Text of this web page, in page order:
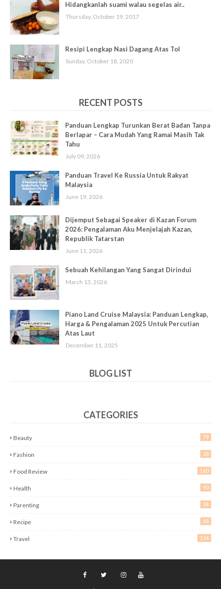
Hidangkanlah suami walau segelas air..
Thursday, October 19, 2017
Resipi Lengkap Nasi Dagang Atas Tol
Sunday, October 18, 2020
RECENT POSTS
Panduan Lengkap Turunkan Berat Badan Tanpa
Berlapar – Cara Mudah Yang Ramai Masih Tak
Tahu
July 09, 2026
Panduan Travel Ke Russia Untuk Rakyat
Malaysia
June 19, 2026
Dijemput Sebagai Speaker di Kazan Forum
2026: Pengalaman Aku Menjelajah Kazan,
Republik Tatarstan
June 11, 2026
Sebuah Kehilangan Yang Sangat Dirindui
March 13, 2026
Piano Land Cruise Malaysia: Panduan Lengkap,
Harga & Pengalaman 2025 Untuk Percutian
Atas Laut
December 11, 2025
BLOG LIST
CATEGORIES
Beauty 79
Fashion 28
Food Review 160
Health 90
Parenting 34
Recipe 68
Travel 154